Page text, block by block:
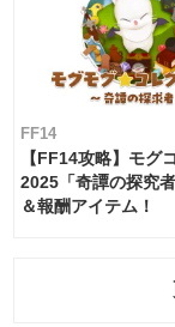
FF14
【FF14攻略】モグ
2025「奇譚の探究
＆報酬アイテム！